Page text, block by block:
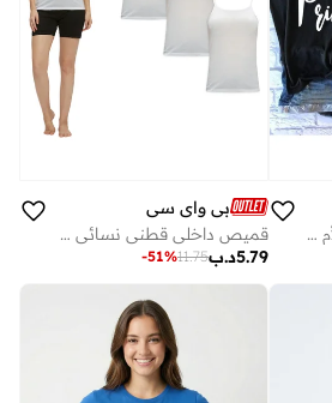
طقم تيشيرتات متطابقة للأم والابنة | تيشيرتات سوداء للأم والابنة | ملابس عائلية مناسبة للارتداء اليومي والهدايا وجلسات التصوير
بي واي سي
قميص داخلي قطني نسائي (عبوة من 3 قطع) - أبيض
د.ب5.79
11.75
-51%